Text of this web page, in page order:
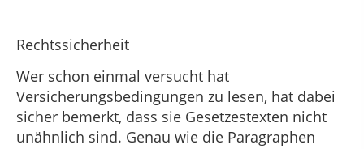
Rechtssicherheit
Wer schon einmal versucht hat
Versicherungsbedingungen zu lesen, hat dabei
sicher bemerkt, dass sie Gesetzestexten nicht
unähnlich sind. Genau wie die Paragraphen